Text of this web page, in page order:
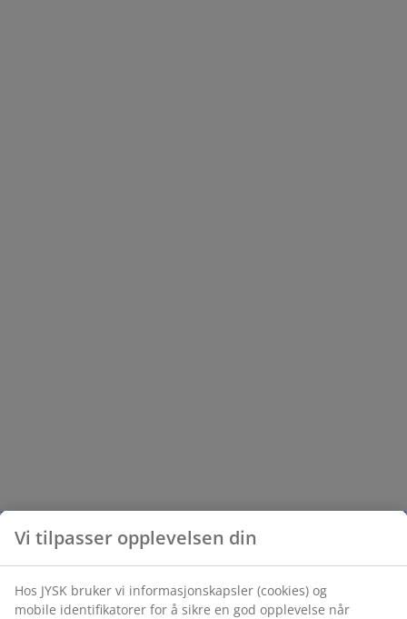
Vi tilpasser opplevelsen din
Hos JYSK bruker vi informasjonskapsler (cookies) og
mobile identifikatorer for å sikre en god opplevelse når